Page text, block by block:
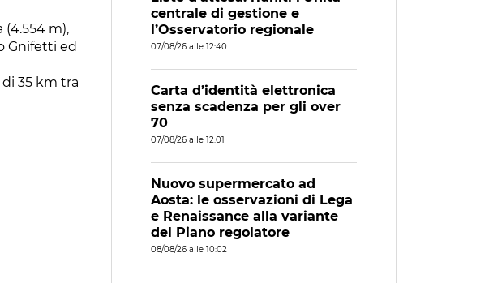
(4.554 m),
Gnifetti ed
35 km tra
centrale di gestione e
l’Osservatorio regionale
07/08/26 alle 12:40
Carta d’identità elettronica
senza scadenza per gli over
70
07/08/26 alle 12:01
Nuovo supermercato ad
Aosta: le osservazioni di Lega
e Renaissance alla variante
del Piano regolatore
08/08/26 alle 10:02